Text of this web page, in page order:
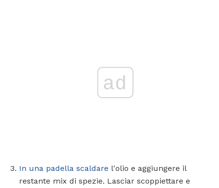
ad
In una padella scaldare l'olio e aggiungere il
restante mix di spezie. Lasciar scoppiettare e